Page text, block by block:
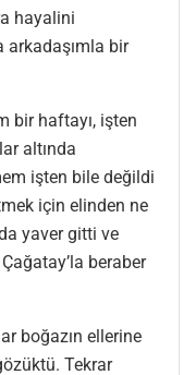
hayalini
bir
bir haftayı, işten
altında
işten bile değildi
için elinden ne
yaver gitti ve
beraber
boğazın ellerine
Tekrar